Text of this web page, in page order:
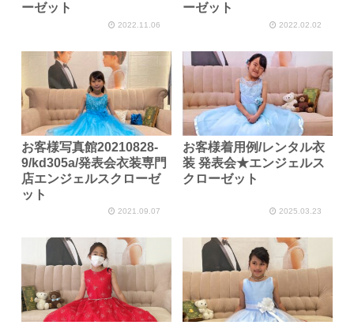
ーゼット
2022.11.06
ーゼット
2022.02.02
お客様写真館20210828-
9/kd305a/発表会衣装専門
店エンジェルスクローゼ
ット
2021.09.07
お客様着用例/レンタル衣
装 発表会★エンジェルス
クローゼット
2025.03.23